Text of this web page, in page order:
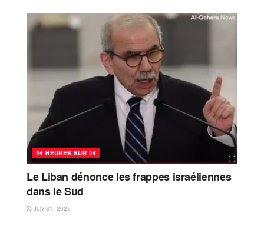
24 HEURES SUR 24
Le Liban dénonce les frappes israéliennes
dans le Sud
July 31, 2026